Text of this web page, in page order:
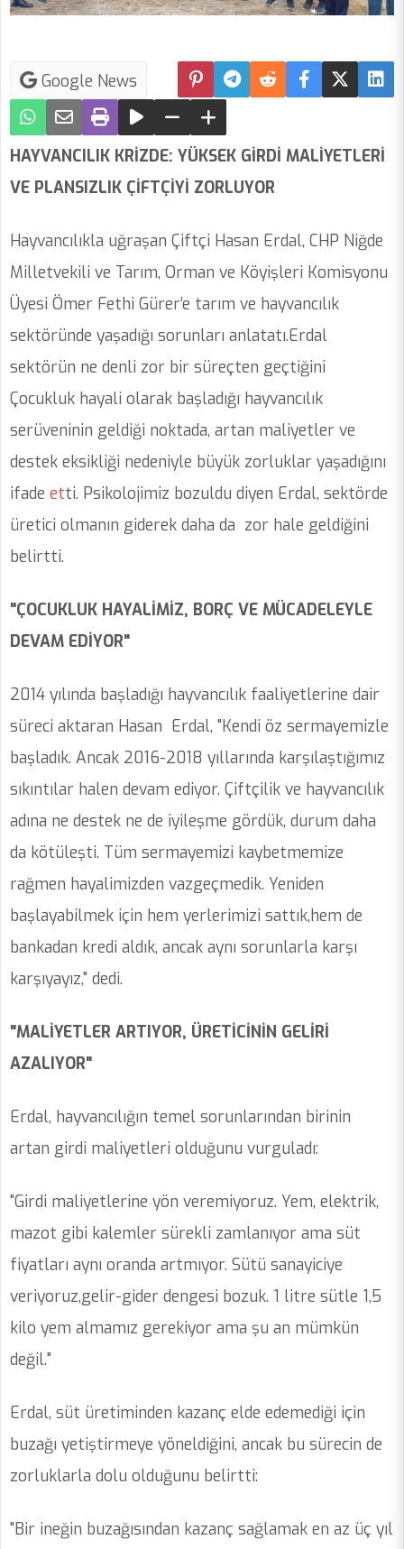
Google News
HAYVANCILIK KRİZDE: YÜKSEK GİRDİ MALİYETLERİ
VE PLANSIZLIK ÇİFTÇİYİ ZORLUYOR
Hayvancılıkla uğraşan Çiftçi Hasan Erdal, CHP Niğde
Milletvekili ve Tarım, Orman ve Köyişleri Komisyonu
Üyesi Ömer Fethi Gürer’e tarım ve hayvancılık
sektöründe yaşadığı sorunları anlatatı.Erdal
sektörün ne denli zor bir süreçten geçtiğini
Çocukluk hayali olarak başladığı hayvancılık
serüveninin geldiği noktada, artan maliyetler ve
destek eksikliği nedeniyle büyük zorluklar yaşadığını
ifade etti. Psikolojimiz bozuldu diyen Erdal, sektörde
üretici olmanın giderek daha da zor hale geldiğini
belirtti.
"ÇOCUKLUK HAYALİMİZ, BORÇ VE MÜCADELEYLE
DEVAM EDİYOR"
2014 yılında başladığı hayvancılık faaliyetlerine dair
süreci aktaran Hasan Erdal, "Kendi öz sermayemizle
başladık. Ancak 2016-2018 yıllarında karşılaştığımız
sıkıntılar halen devam ediyor. Çiftçilik ve hayvancılık
adına ne destek ne de iyileşme gördük, durum daha
da kötüleşti. Tüm sermayemizi kaybetmemize
rağmen hayalimizden vazgeçmedik. Yeniden
başlayabilmek için hem yerlerimizi sattık,hem de
bankadan kredi aldık, ancak aynı sorunlarla karşı
karşıyayız," dedi.
"MALİYETLER ARTIYOR, ÜRETİCİNİN GELİRİ
AZALIYOR"
Erdal, hayvancılığın temel sorunlarından birinin
artan girdi maliyetleri olduğunu vurguladı:
"Girdi maliyetlerine yön veremiyoruz. Yem, elektrik,
mazot gibi kalemler sürekli zamlanıyor ama süt
fiyatları aynı oranda artmıyor. Sütü sanayiciye
veriyoruz,gelir-gider dengesi bozuk. 1 litre sütle 1,5
kilo yem almamız gerekiyor ama şu an mümkün
değil."
Erdal, süt üretiminden kazanç elde edemediği için
buzağı yetiştirmeye yöneldiğini, ancak bu sürecin de
zorluklarla dolu olduğunu belirtti:
"Bir ineğin buzağısından kazanç sağlamak en az üç yıl